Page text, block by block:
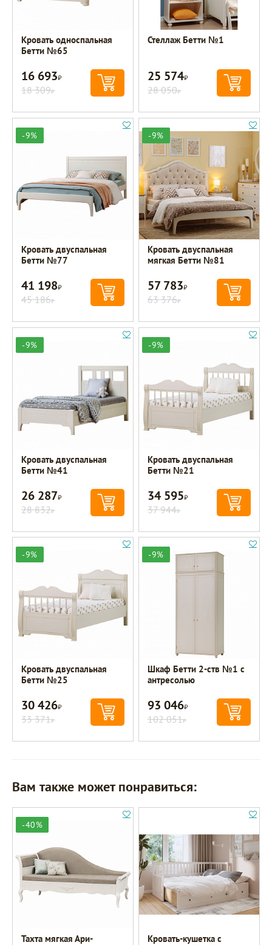
Кровать односпальная
Бетти №65
16 693Р
18 309Р
Стеллаж Бетти №1
25 574Р
28 050Р
-9%
Кровать двуспальная
Бетти №77
41 198Р
45 186Р
-9%
Кровать двуспальная
мягкая Бетти №81
57 783Р
63 376Р
-9%
Кровать двуспальная
Бетти №41
26 287Р
28 832Р
-9%
Кровать двуспальная
Бетти №21
34 595Р
37 944Р
-9%
Кровать двуспальная
Бетти №25
30 426Р
33 371Р
-9%
Шкаф Бетти 2-ств №1 с
антресолью
93 046Р
102 051Р
Вам также может понравиться:
-40%
Тахта мягкая Ари-
Кровать-кушетка с